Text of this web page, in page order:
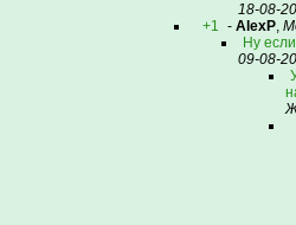
18-08-
+1 - AlexP,
Ну
09-08-